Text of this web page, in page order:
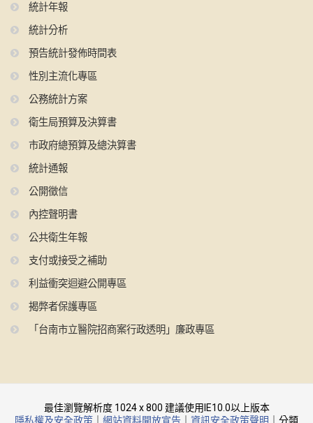
統計年報
統計分析
預告統計發佈時間表
性別主流化專區
公務統計方案
衛生局預算及決算書
市政府總預算及總決算書
統計通報
公開徵信
內控聲明書
公共衛生年報
支付或接受之補助
利益衝突迴避公開專區
揭弊者保護專區
「台南市立醫院招商案行政透明」廉政專區
最佳瀏覽解析度 1024 x 800 建議使用IE10.0以上版本
隱私權及安全政策
網站資料開放宣告 資訊安全政策聲明 ｜分類